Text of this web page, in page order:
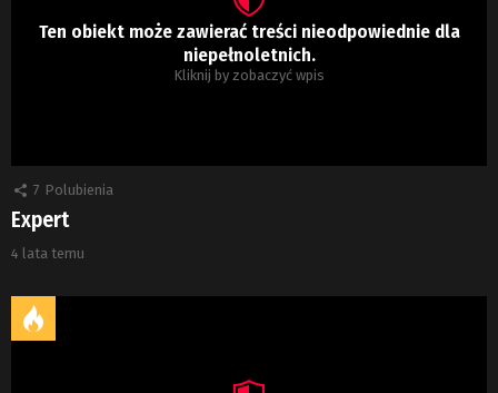
Ten obiekt może zawierać treści nieodpowiednie dla
niepełnoletnich.
Kliknij by zobaczyć wpis
7 Polubienia
Expert
4 lata temu